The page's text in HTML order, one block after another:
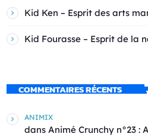
Kid Ken – Esprit des arts
Kid Fourasse – Esprit de la
COMMENTAIRES RÉCENTS
ANIMIX
dans Animé Crunchy n°23 :